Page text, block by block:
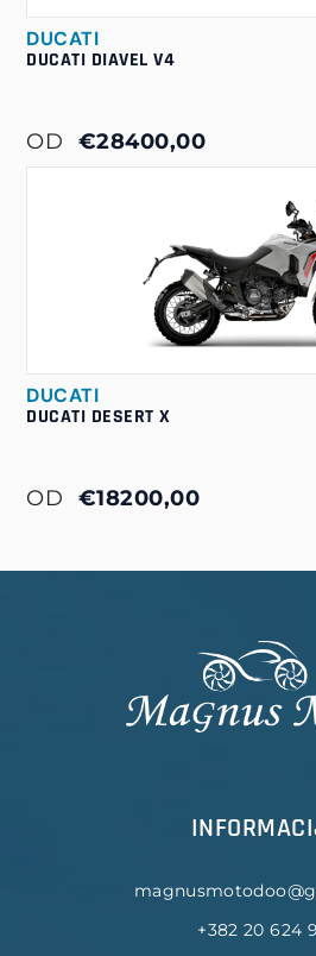
DUCATI
DUCATI DIAVEL V4
OD €28400,00
DUCATI
DUCATI DESERT X
OD €18200,00
+382 20 624